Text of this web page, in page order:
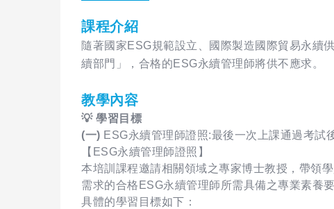
課程介紹
隨著國家ESG規範設立、國際製造國際貿易永續
續部門」，合格的ESG永續管理師將供不應求。
教學內容
💡 學習目標
(一) ESG永續管理師證照:最後一次上課通過考試
【ESG永續管理師證照】
本培訓課程邀請相關領域之專家博士教授，帶領
需求的合格ESG永續管理師所需具備之專業素養要
具體的學習目標如下：